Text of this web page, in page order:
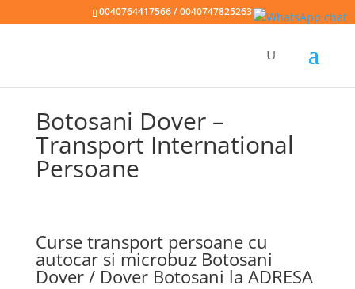
0040764417566 / 0040747825263
Botosani Dover –
Transport International
Persoane
Curse transport persoane cu
autocar si microbuz Botosani
Dover / Dover Botosani la ADRESA